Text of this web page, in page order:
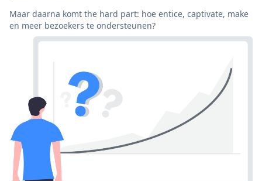
Maar daarna komt the hard part: hoe entice, captivate, make
en meer bezoekers te ondersteunen?